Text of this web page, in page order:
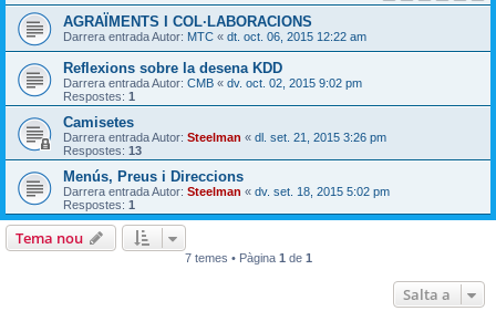
AGRAÏMENTS I COL·LABORACIONS
Darrera entrada Autor: MTC « dt. oct. 06, 2015 12:22 am
Reflexions sobre la desena KDD
Darrera entrada Autor: CMB « dv. oct. 02, 2015 9:02 pm
Respostes: 1
Camisetes
Darrera entrada Autor: Steelman « dl. set. 21, 2015 3:26 pm
Respostes: 13
Menús, Preus i Direccions
Darrera entrada Autor: Steelman « dv. set. 18, 2015 5:02 pm
Respostes: 1
Tema nou
7 temes • Pàgina 1 de 1
Salta a